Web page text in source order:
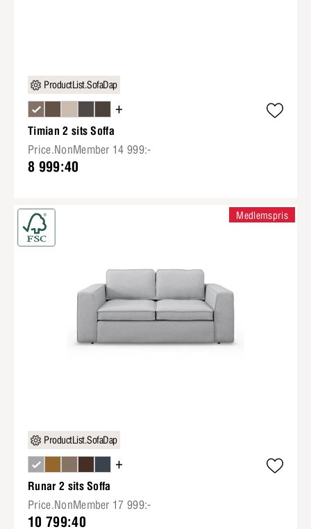
ProductList.SofaDap
+
Timian 2 sits Soffa
Price.NonMember 14 999:-
8 999:40
ProductList.SofaDap
+
Runar 2 sits Soffa
Price.NonMember 17 999:-
10 799:40
Medlemspris